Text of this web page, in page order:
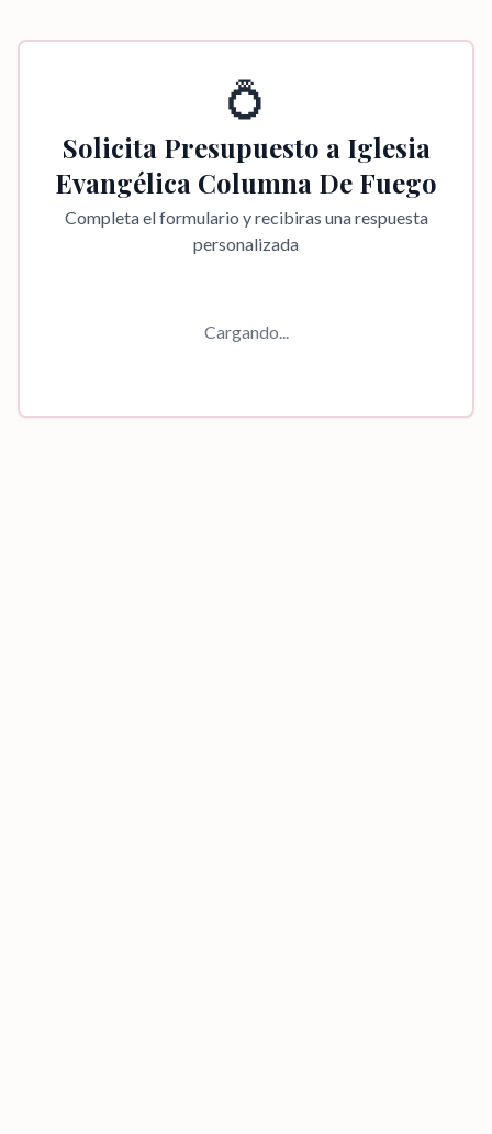
💍
Solicita Presupuesto a Iglesia
Evangélica Columna De Fuego
Completa el formulario y recibiras una respuesta
personalizada
Cargando...